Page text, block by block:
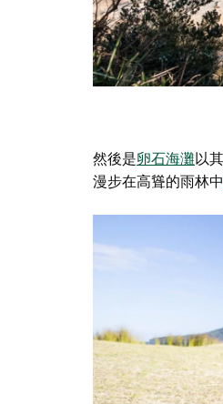
然後是卵石海灘以
漫步在高聳的雨林中